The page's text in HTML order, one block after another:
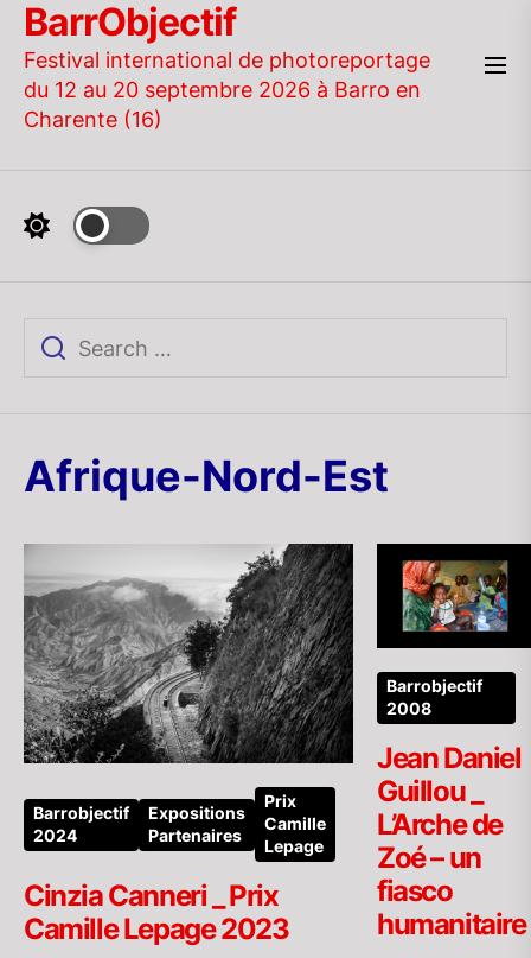
Skip
the
content
BarrObjectif
Festival international de photoreportage
du 12 au 20 septembre 2026 à Barro en
Charente (16)
Afrique-Nord-Est
Barrobjectif
2024
Expositions
Partenaires
Prix
Camille
Lepage
Cinzia Canneri _ Prix
Camille Lepage 2023
Barrobjectif
2008
Jean Daniel
Guillou _
L’Arche de
Zoé – un
fiasco
humanitaire